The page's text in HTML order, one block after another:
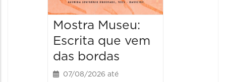
Mostra Museu:
Escrita que vem
das bordas
07/08/2026 até